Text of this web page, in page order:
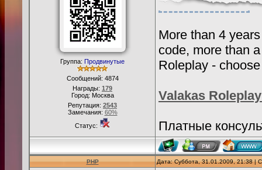
Группа: Продвинутые
Сообщений: 4874
Награды: 179
Город: Москва
Репутация: 2543
Замечания: 60%
Статус:
More than 4
code, more than
Roleplay -
Valakas
Платные
PHP Дата: Суббота, 31.01.2009, 21:38 |